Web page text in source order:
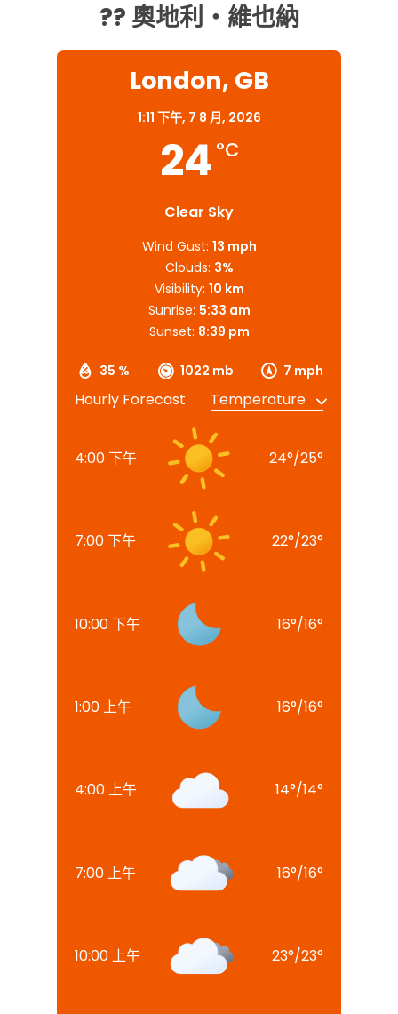
?? 奧地利・維也納
London, GB
1:11 下午, 7 8 月, 2026
24 °C
Clear Sky
35 % 1022 mb 7 mph
Wind Gust: 13 mph
Clouds: 3%
Visibility: 10 km
Sunrise: 5:33 am
Sunset: 8:39 pm
Hourly Forecast
4:00 下午 24°/25°
7:00 下午 22°/23°
10:00 下午 16°/16°
1:00 上午 16°/16°
4:00 上午 14°/14°
7:00 上午 16°/16°
10:00 上午 23°/23°